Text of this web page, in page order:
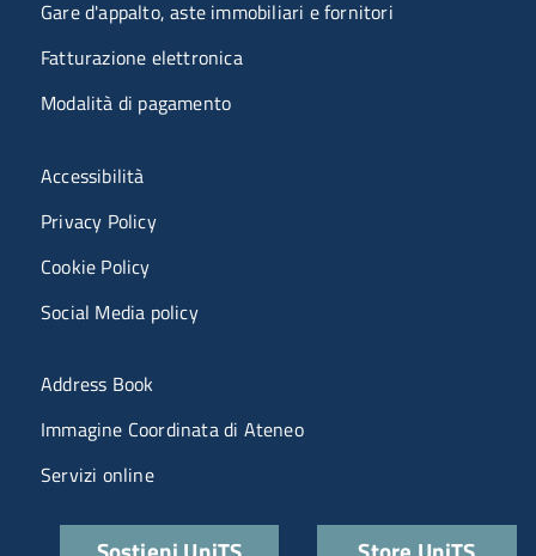
Gare d'appalto, aste immobiliari e fornitori
Fatturazione elettronica
Modalità di pagamento
Menù riferimenti
Accessibilità
Privacy Policy
Cookie Policy
Social Media policy
Menu portale
Address Book
Immagine Coordinata di Ateneo
Servizi online
Quick links